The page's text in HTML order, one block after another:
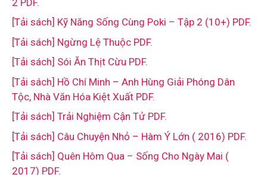
[Tải sách] Kỹ Năng Sống Cùng Poki – Tập 2 (10+) PDF.
[Tải sách] Ngừng Lệ Thuộc PDF.
[Tải sách] Sói Ăn Thịt Cừu PDF.
[Tải sách] Hồ Chí Minh – Anh Hùng Giải Phóng Dân
Tộc, Nhà Văn Hóa Kiệt Xuất PDF.
[Tải sách] Trải Nghiệm Cận Tử PDF.
[Tải sách] Câu Chuyện Nhỏ – Hàm Ý Lớn ( 2016) PDF.
[Tải sách] Quên Hôm Qua – Sống Cho Ngày Mai (
2017) PDF.